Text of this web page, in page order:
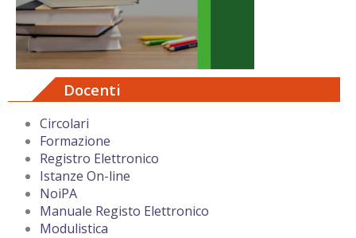
Docenti
Circolari
Formazione
Registro Elettronico
Istanze On-line
NoiPA
Manuale Registo Elettronico
Modulistica